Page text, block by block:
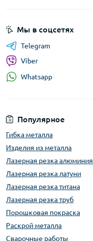
Популярное
Гибка металла
Изделия из металла
Лазерная резка алюминия
Лазерная резка латуни
Лазерная резка титана
Лазерная резка труб
Порошковая покраска
Раскрой металла
Сварочные работы
Мы в соцсетях
Telegram
Viber
Whatsapp